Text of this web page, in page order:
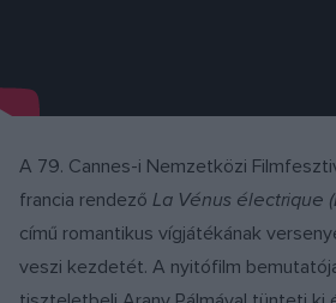
A 79. Cannes-i Nemzetközi
francia rendező La Vénus électrique
című romantikus vígjátékának
veszi kezdetét. A nyitófilm